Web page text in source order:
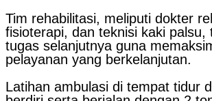
Tim rehabilitasi, meliputi dokter
fisioterapi, dan teknisi kaki palsu,
tugas selanjutnya guna
pelayanan yang berkelanjutan.
Latihan ambulasi di tempat tidur